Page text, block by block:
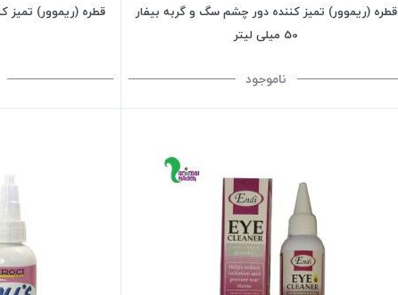
قطره (ریموور) تمیز کننده دور چشم سگ و گربه بیفار
50 میلی لیتر
ناموجود